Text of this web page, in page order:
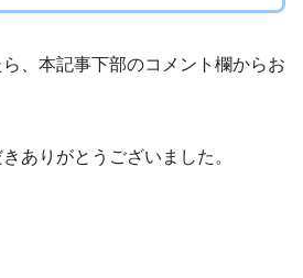
、本記事下部のコメント欄からお
ありがとうございました。